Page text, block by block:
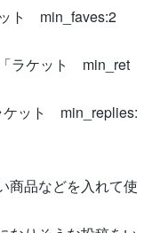
ト min_faves:2
ラケット min_ret
ケット min_replies:
商品などを入れて使